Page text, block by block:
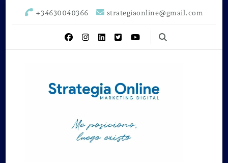
+34630040366 strategiaonline@gmail.com